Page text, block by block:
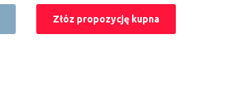
Złóz propozycję kupna